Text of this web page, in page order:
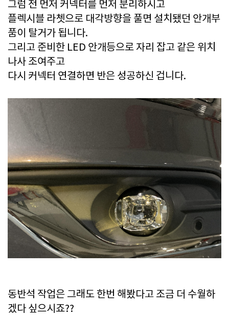
그럼 전 먼저 커넥터를 먼저 분리하시고
플렉시블 라쳇으로 대각방향을 풀면 설치됐던 안개부
품이 탈거가 됩니다.
그리고 준비한 LED 안개등으로 자리 잡고 같은 위치
나사 조여주고
다시 커넥터 연결하면 반은 성공하신 겁니다.
동반석 작업은 그래도 한번 해봤다고 조금 더 수월하
겠다 싶으시죠??